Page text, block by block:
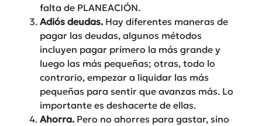
falta de PLANEACIÓN.
Adiós deudas. Hay diferentes maneras de
pagar las deudas, algunos métodos
incluyen pagar primero la más grande y
luego las más pequeñas; otras, todo lo
contrario, empezar a liquidar las más
pequeñas para sentir que avanzas más. Lo
importante es deshacerte de ellas.
Ahorra. Pero no ahorres para gastar, sino